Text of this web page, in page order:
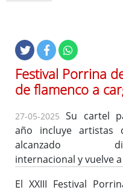
Noticias
Lista
de
distribución
Festival Porrina
de flamenco a
27-05-2025 Su cartel
año incluye artistas
alcanzado
internacional y vuelve
El XXIII Festival